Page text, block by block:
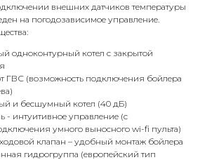
внешних датчиков температуры
на погодозависимое управление.
одноконтурный котел с закрытой
ГВС (возможность подключения бойлера
и бесшумный котел (40 дБ)
- интуитивное управление (с
умного выносного wi-fi пульта)
клапан – удобный монтаж бойлера
гидрогруппа (европейский тип